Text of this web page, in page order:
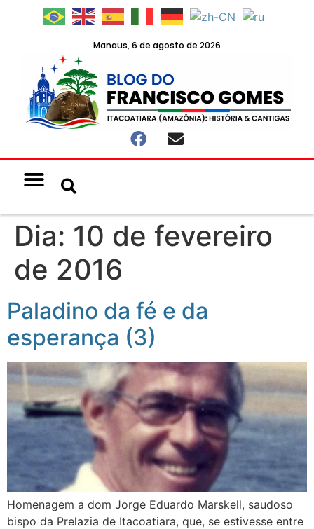
Manaus, 6 de agosto de 2026
Dia: 10 de fevereiro
de 2016
Paladino da fé e da
esperança (3)
Homenagem a dom Jorge Eduardo Marskell, saudoso
bispo da Prelazia de Itacoatiara, que, se estivesse entre